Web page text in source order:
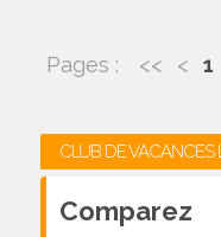
Pages : << < 1
CLUB DE VACANCES